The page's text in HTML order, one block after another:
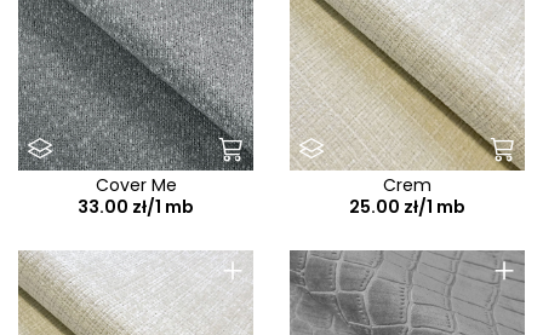
Cover Me
33.00 zł/1 mb
Crem
25.00 zł/1 mb
+ +